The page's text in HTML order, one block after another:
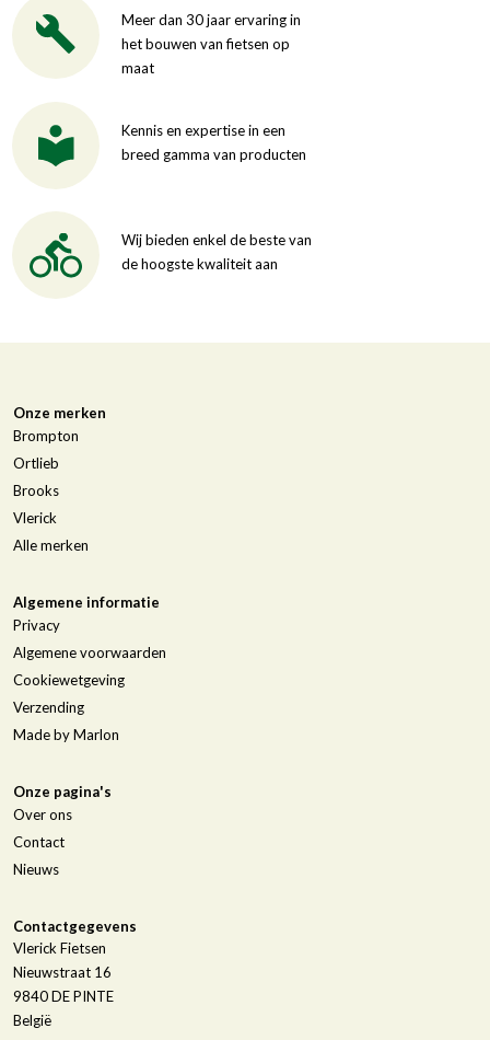
Meer dan 30 jaar ervaring in
het bouwen van fietsen op
maat
Kennis en expertise in een
breed gamma van producten
Wij bieden enkel de beste van
de hoogste kwaliteit aan
Onze merken
Brompton
Ortlieb
Brooks
Vlerick
Alle merken
Algemene informatie
Privacy
Algemene voorwaarden
Cookiewetgeving
Verzending
Made by Marlon
Onze pagina's
Over ons
Contact
Nieuws
Contactgegevens
Vlerick Fietsen
Nieuwstraat 16
9840DE PINTE
België